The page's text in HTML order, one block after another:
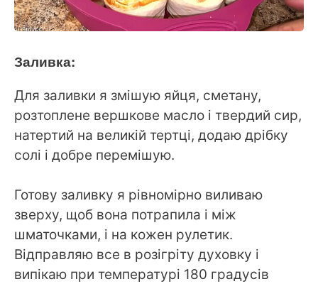
Заливка:
Для заливки я змішую яйця, сметану,
розтоплене вершкове масло і твердий сир,
натертий на великій тертці, додаю дрібку
солі і добре перемішую.
Готову заливку я рівномірно виливаю
зверху, щоб вона потрапила і між
шматочками, і на кожен рулетик.
Відправляю все в розігріту духовку і
випікаю при температурі 180 градусів